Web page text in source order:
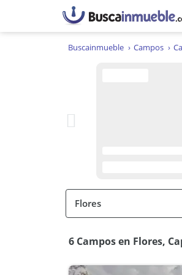
Buscainmueble Campos
6 Campos en Flores,